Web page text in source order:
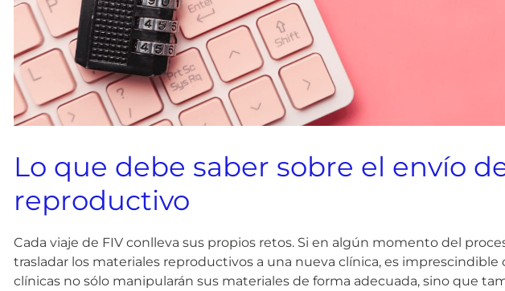
Lo que debe saber sobre el envío
reproductivo
Cada viaje de FIV conlleva sus propios retos. Si en algún momento del
trasladar los materiales reproductivos a una nueva clínica, es imprescindible
clínicas no sólo manipularán sus materiales de forma adecuada, sino que